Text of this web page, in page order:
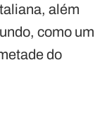
além
como um
do